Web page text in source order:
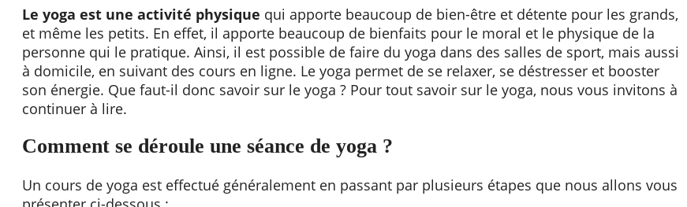
Le yoga est une activité physique qui apporte beaucoup de bien-être et détente pour les grands,
et même les petits. En effet, il apporte beaucoup de bienfaits pour le moral et le physique de la
personne qui le pratique. Ainsi, il est possible de faire du yoga dans des salles de sport, mais aussi
à domicile, en suivant des cours en ligne. Le yoga permet de se relaxer, se déstresser et booster
son énergie. Que faut-il donc savoir sur le yoga ? Pour tout savoir sur le yoga, nous vous invitons à
continuer à lire.
Comment se déroule une séance de yoga ?
Un cours de yoga est effectué généralement en passant par plusieurs étapes que nous allons vous